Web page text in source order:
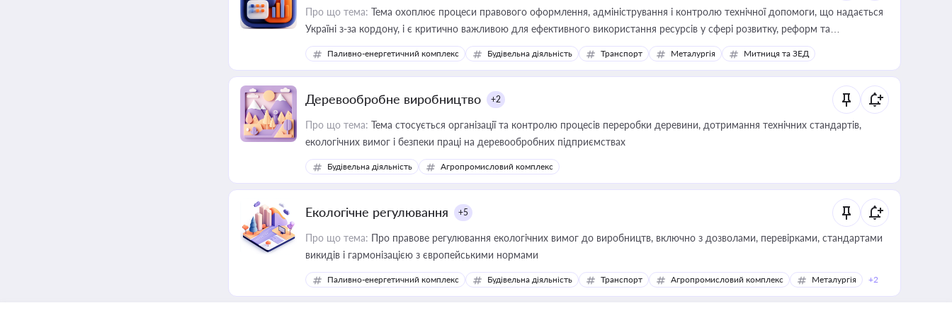
Про що тема: Тема охоплює процеси правового оформлення, адміністрування і контролю технічної допомоги, що надається
Україні з-за кордону, і є критично важливою для ефективного використання ресурсів у сфері розвитку, реформ та
інфраструктурних проєктів
Паливно-енергетичний комплекс Будівельна діяльність Транспорт Металургія Митниця та ЗЕД
Деревообробне виробництво +2
Про що тема: Тема стосується організації та контролю процесів переробки деревини, дотримання технічних стандартів,
екологічних вимог і безпеки праці на деревообробних підприємствах
Будівельна діяльність Агропромисловий комплекс
Екологічне регулювання +5
Про що тема: Про правове регулювання екологічних вимог до виробництв, включно з дозволами, перевірками, стандартами
викидів і гармонізацією з європейськими нормами
Паливно-енергетичний комплекс Будівельна діяльність Транспорт Агропромисловий комплекс Металургія +2